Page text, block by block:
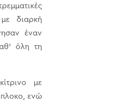
διαρκή
έναν
όλη τη
με
ενώ